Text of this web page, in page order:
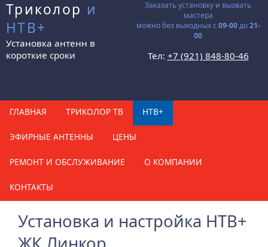
Триколор и
НТВ+
Установка антенн в
короткие сроки
Заказать установку и вызвать
мастера
можно без выходных с09-00до21-
00
Тел: +7 (921) 848-80-46
ГЛАВНАЯ ТРИКОЛОР ТВ НТВ+
ЭФИРНЫЕ АНТЕННЫ ЦЕНЫ
РЕМОНТ И ОБСЛУЖИВАНИЕ О КОМПАНИИ
КОНТАКТЫ
Установка и настройка НТВ+